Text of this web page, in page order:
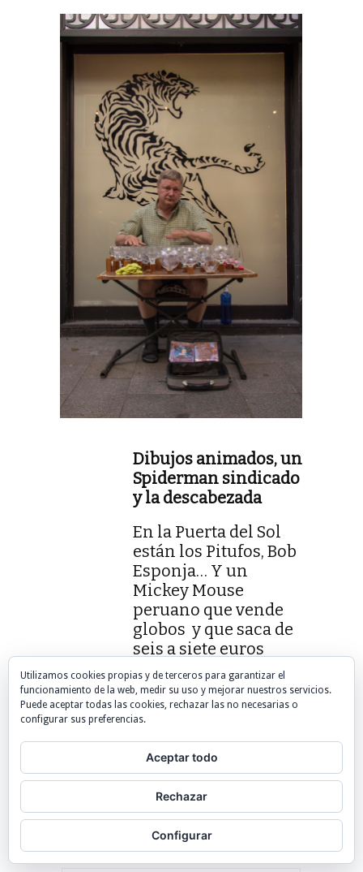
Dibujos animados, un
Spiderman sindicado
y la descabezada
En la Puerta del Sol
están los Pitufos, Bob
Esponja… Y un
Mickey Mouse
peruano que vende
globos y que saca de
seis a siete euros
diarios. También son
del Perú Homer y Bart
Simpson que, a pesar
del calor, posan
sonrientes bajo su
disfraz de espuma.
Declaran que sacan
más dinero a los
españoles que a los
turistas extranjeros.
Utilizamos cookies propias y de terceros para garantizar el
funcionamiento de la web, medir su uso y mejorar nuestros servicios.
Puede aceptar todas las cookies, rechazar las no necesarias o
configurar sus preferencias.
Aceptar todo
Rechazar
Configurar